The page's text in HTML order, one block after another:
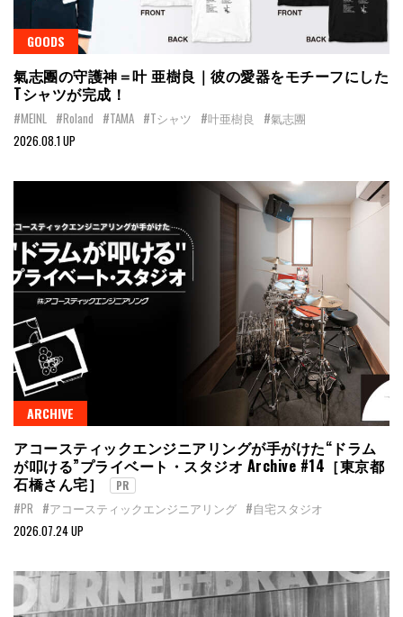
GOODS
氣志團の守護神＝叶 亜樹良｜彼の愛器をモチーフにした
Tシャツが完成！
#MEINL #Roland #TAMA #Tシャツ #叶亜樹良
#氣志團
2026.08.1 UP
ARCHIVE
アコースティックエンジニアリングが手がけた“ドラム
が叩ける”プライベート・スタジオ Archive #14［東京都
石橋さん宅］
PR
#PR #アコースティックエンジニアリング #自宅スタジオ
2026.07.24 UP